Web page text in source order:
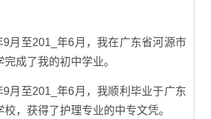
9月至201_年6月，我在广东省河源市
成了我的初中学业。
9月至201_年6月，我顺利毕业于广东
，获得了护理专业的中专文凭。